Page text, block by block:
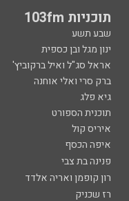
תוכניות 103fm
שבע תשע
ינון מגל ובן כספית
אראל סג"ל ואיל ברקוביץ'
ברק סרי ואלי אוחנה
גיא פלג
תוכנית הספורט
איריס קול
איפה הכסף
פנינה בת צבי
רון קופמן ואריה אלדד
רז שכניק